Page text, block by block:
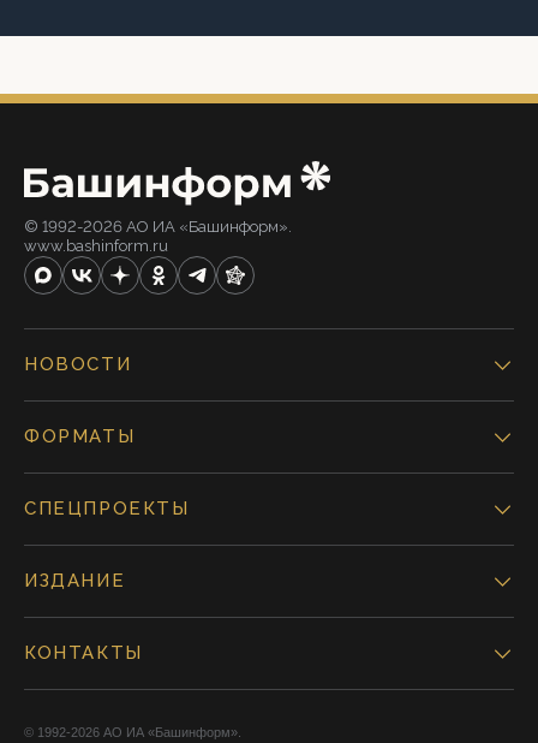
© 1992-2026 АО ИА «Башинформ».
www.bashinform.ru
НОВОСТИ
ФОРМАТЫ
СПЕЦПРОЕКТЫ
ИЗДАНИЕ
КОНТАКТЫ
© 1992-2026 АО ИА «Башинформ».